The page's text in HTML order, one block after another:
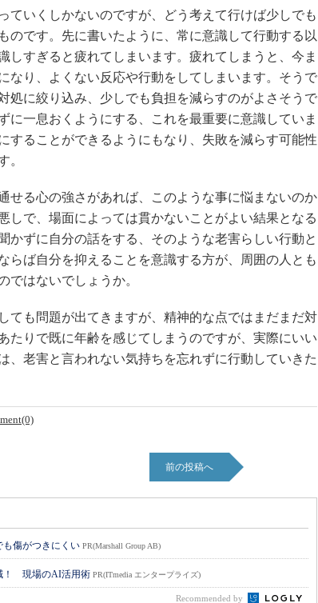
いくしかないのですが、どう考えて行けば少しでも
のです。先に書いたように、常に意識して行動する以
しすぎると疲れてしまいます。疲れてしまうと、今ま
なり、よくない反応や行動をしてしまいます。そうで
処に絞り込み、少しでも負担を減らすのがよさそうで
に一息おくようにする、これを最重要に意識していま
することができるようにもなり、失敗を減らす可能性
。
る心の強さがあれば、このような事に悩まないのか
しで、場面によっては貫かないことがよい結果となる
かずに自分の話をする、そのような老害らしい行動と
らば自分を抑えることを意識する方が、周囲の人とも
ではないでしょうか。
も問題が出てきますが、精神的な点ではまだまだ対
たりで既に年齢を感じてしまうのですが、実際にいい
、老害と言われない気持ちを忘れずに行動していきた
前の投稿へ
も傷がつきにくい PR(Marshall Group AB)
！ 現場のAI活用術 PR(ITmedia エンタープライズ)
Recommended by